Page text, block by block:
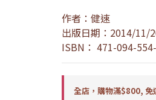
作者：健速
出版日期：2014/11/
ISBN： 471-094-
全店，購物滿$800, 免